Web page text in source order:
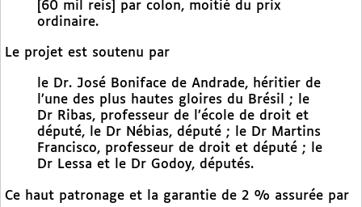
[60 mil reis] par colon, moitié du prix
ordinaire.
Le projet est soutenu par
le Dr. José Boniface de Andrade, héritier de
l’une des plus hautes gloires du Brésil ; le
Dr Ribas, professeur de l’école de droit et
député, le Dr Nébias, député ; le Dr Martins
Francisco, professeur de droit et député ; le
Dr Lessa et le Dr Godoy, députés.
Ce haut patronage et la garantie de 2 % assurée par